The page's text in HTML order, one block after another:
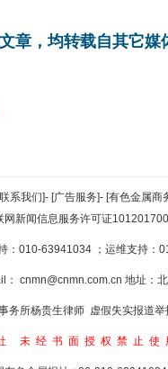
章，均转载自其它媒
系我们]- [广告服务]- [有色金属商
网新闻信息服务许可证
：010-63941034 ；运维支持：
： cnmn@cnmn.com.cn 地址：
所杨贵生律师 虚假失实报道
未经书面授权禁止